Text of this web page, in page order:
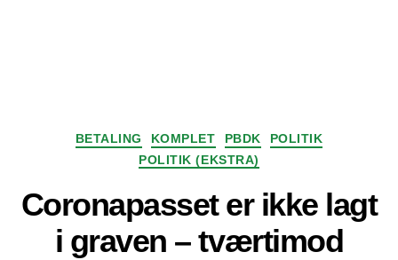
Kategorier
BETALING KOMPLET PBDK
POLITIK
POLITIK (EKSTRA)
Coronapasset er ikke lagt
i graven – tværtimod